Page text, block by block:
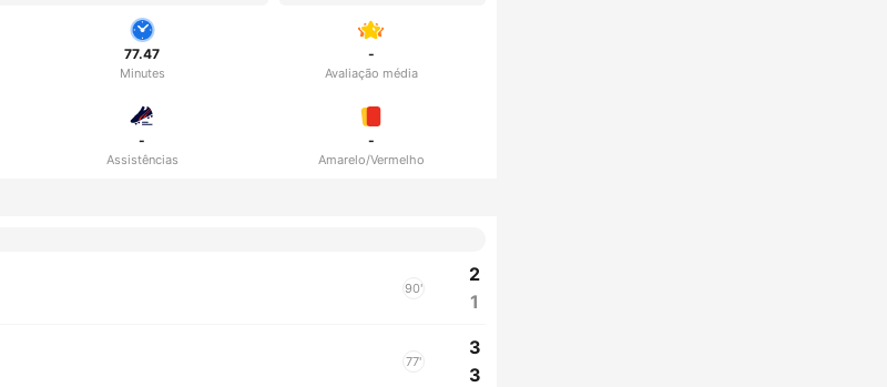
77.47
Minutes
-
Avaliação média
-
Assistências
-
Amarelo/Vermelho
90'
2
1
77'
3
3